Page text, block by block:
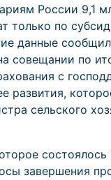
России 9,1
только по
данные
совещании по
с
развития,
сельского
состоялось
завершения